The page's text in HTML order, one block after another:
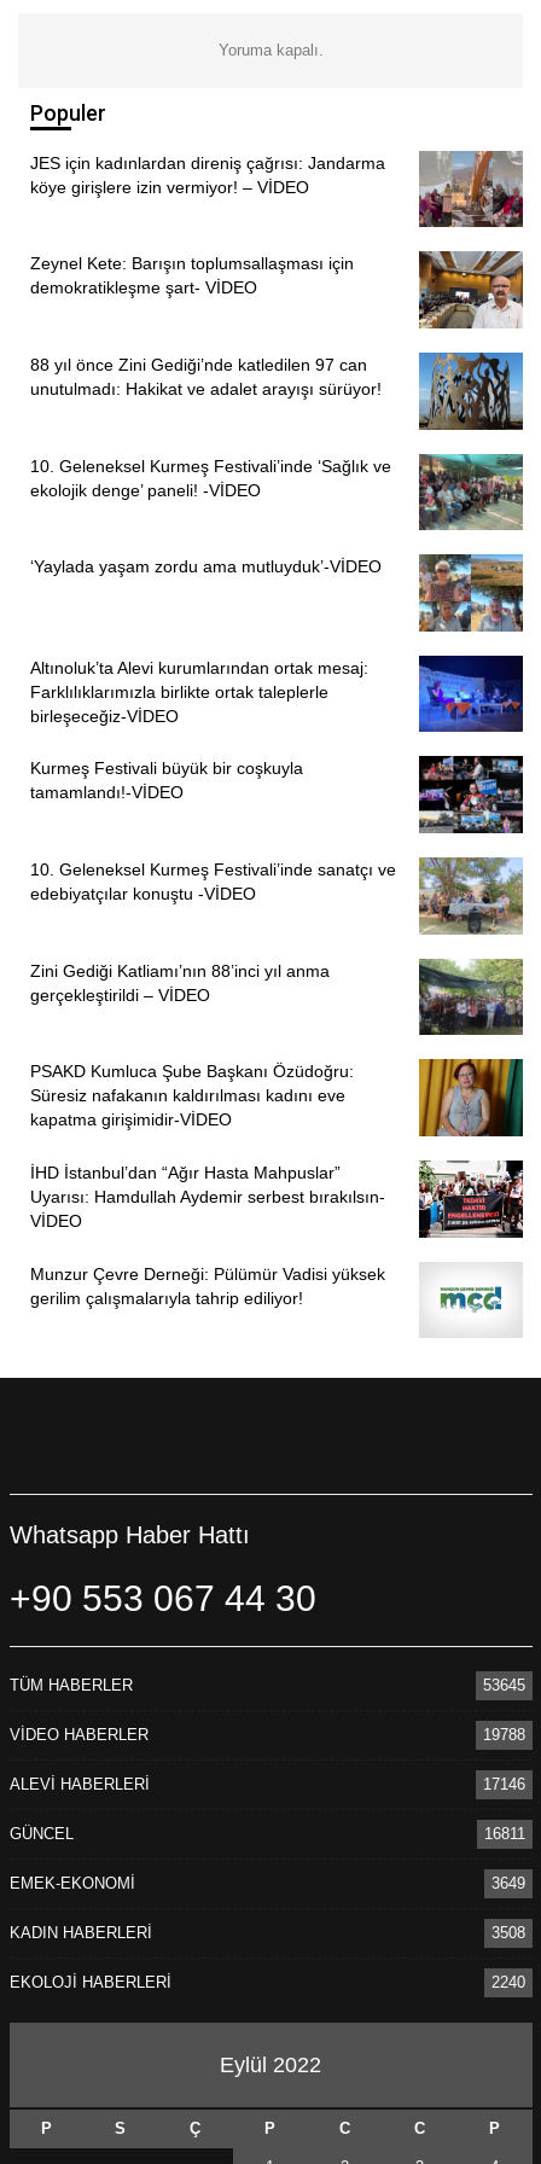
Eyfel Kulesi’nin karşısında bulunan Trocadero
Trocadero Meydanı’nda toplanan yüzlerce eylemci, İran’ın
Paris Büyükelçiliği’ne yürüdü. Polis, eylemcileri İran
Büyükelçiliği’ne 200 metre kala durdurarak müdahale etti.
Kanada, Şili, Polonya ve Irak’ta da İranlı protestoculara
Kanada’nın en büyük kenti olan Toronto’da binlerce kişi
Amini adına düzenlenen protestolarda yer aldı. Katılımın
yoğun olduğu protestolarda, “dünyanın en uzun caddesi”
olarak anılan Yonge Caddesi trafiğe kapatıldı. Başkent
Ottawa’da ise İranlılar parlamento binası önünde toplandı.
Amini’nin 17 Eylül’de düzenlenen cenazesinin ardından
kadınların başlattığı saç kesme eylemi, söz konusu
(HABER MERKEZİ)
Yoruma kapalı.
Populer
JES için kadınlardan direniş çağrısı: Jandarma
köye girişlere izin vermiyor! – VİDEO
Zeynel Kete: Barışın toplumsallaşması için
demokratikleşme şart- VİDEO
88 yıl önce Zini Gediği’nde katledilen 97 can
unutulmadı: Hakikat ve adalet arayışı sürüyor!
10. Geleneksel Kurmeş Festivali’inde ‘Sağlık ve
ekolojik denge’ paneli! -VİDEO
‘Yaylada yaşam zordu ama mutluyduk’-VİDEO
Altınoluk’ta Alevi kurumlarından ortak mesaj:
Farklılıklarımızla birlikte ortak taleplerle
birleşeceğiz-VİDEO
Kurmeş Festivali büyük bir coşkuyla
tamamlandı!-VİDEO
10. Geleneksel Kurmeş Festivali’inde sanatçı ve
edebiyatçılar konuştu -VİDEO
Zini Gediği Katliamı’nın 88’inci yıl anma
gerçekleştirildi – VİDEO
PSAKD Kumluca Şube Başkanı Özüdoğru:
Süresiz nafakanın kaldırılması kadını eve
kapatma girişimidir-VİDEO
İHD İstanbul’dan “Ağır Hasta Mahpuslar”
Uyarısı: Hamdullah Aydemir serbest bırakılsın-
VİDEO
Munzur Çevre Derneği: Pülümür Vadisi yüksek
gerilim çalışmalarıyla tahrip ediliyor!
Whatsapp Haber Hattı
+90 553 067 44 30
TÜM HABERLER 53645
VİDEO HABERLER 19788
ALEVİ HABERLERİ 17146
GÜNCEL 16811
EMEK-EKONOMİ 3649
KADIN HABERLERİ 3508
EKOLOJİ HABERLERİ 2240
Eylül 2022
P S Ç P C C P